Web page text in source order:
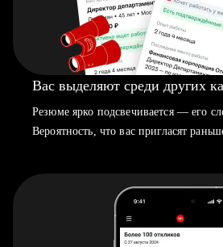
Вас выделяют среди других
Резюме ярко подсвечивается — его
Вероятность, что вас пригласят